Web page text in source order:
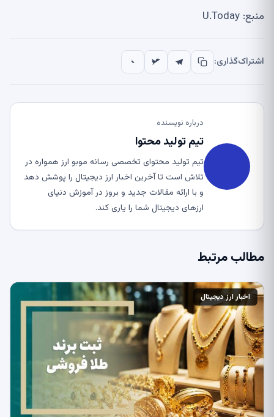
منبع: U.Today
اشتراک‌گذاری:
درباره نویسنده
تیم تولید محتوا
تیم تولید محتوای تخصصی رسانه موبو ارز همواره در
تلاش است تا آخرین اخبار ارز دیجیتال را پوشش دهد
و با ارائه مقالات جدید و بروز در آموزش دنیای
ارزهای دیجیتال شما را یاری کند.
مطالب مرتبط
اخبار ارز دیجیتال